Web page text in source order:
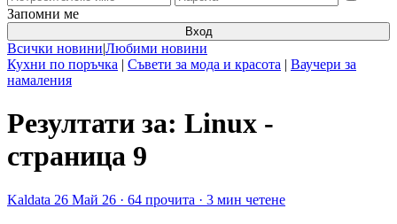
Запомни ме
Вход
Всички новини|Любими новини
Кухни по поръчка | Съвети за мода и красота | Ваучери за
намаления
Резултати за: Linux -
страница 9
Kaldata 26 Май 26 · 64 прочита · 3 мин четене